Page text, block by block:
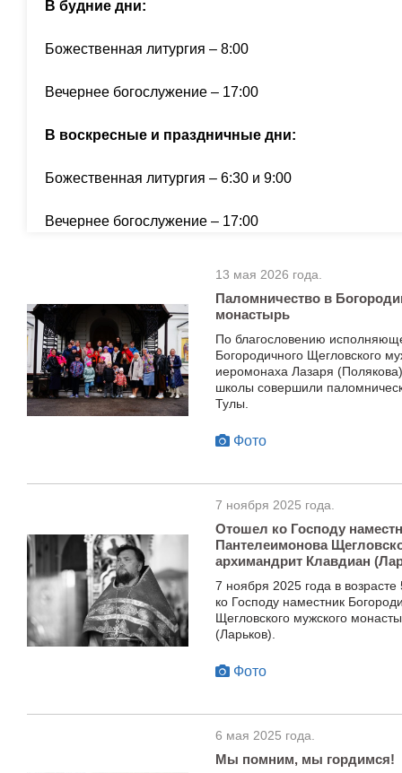
В будние дни:
Божественная литургия – 8:00
Вечернее богослужение – 17:00
В воскресные и праздничные дни:
Божественная литургия – 6:30 и 9:00
Вечернее богослужение – 17:00
13 мая 2026 года.
Паломничество в
монастырь
По благословению
Богородичного Щегловского
иеромонаха Лазаря
школы совершили
Тулы.
Фото
7 ноября 2025 года.
Отошел ко Господу
Пантелеимонова
архимандрит Клавдиан
7 ноября 2025 года в
ко Господу наместник
Щегловского мужского
(Ларьков).
Фото
6 мая 2025 года.
Мы помним, мы гордимся!